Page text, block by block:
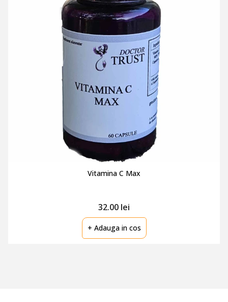
Vitamina C Max
32.00 lei
+ Adauga in cos